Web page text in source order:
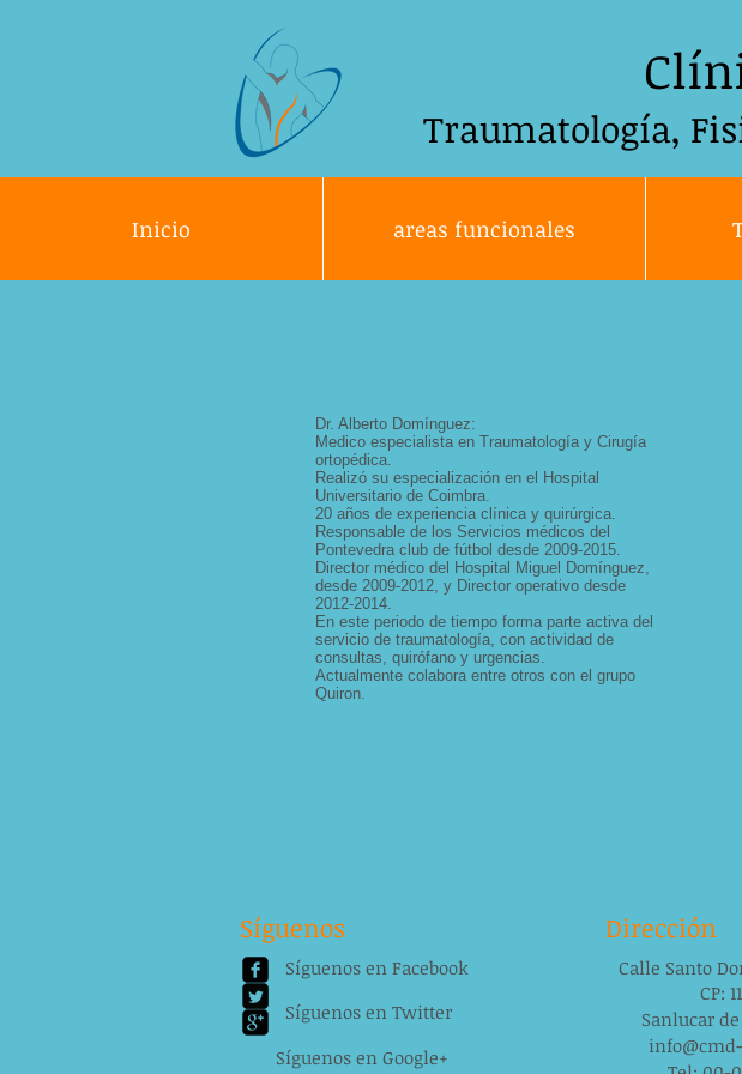
Traumatología,
Inicio areas funcionales
Dr. Alberto Domínguez:
Medico especialista en Traumatología y Cirugía
ortopédica.
Realizó su especialización en el Hospital
Universitario de Coimbra.
20 años de experiencia clínica y quirúrgica.
Responsable de los Servicios médicos del
Pontevedra club de fútbol desde 2009-2015.
Director médico del Hospital Miguel Domínguez,
desde 2009-2012, y Director operativo desde
2012-2014.
En este periodo de tiempo forma parte activa del
servicio de traumatología, con actividad de
consultas, quirófano y urgencias.
Actualmente colabora entre otros con el grupo
Quiron.
Síguenos
Síguenos en Facebook
Síguenos en Twitter
Síguenos en Google+
Dirección
Calle Santo
CP:
Sanlucar